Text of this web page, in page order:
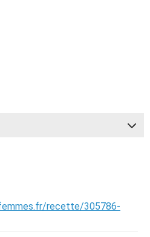
recette/305786-